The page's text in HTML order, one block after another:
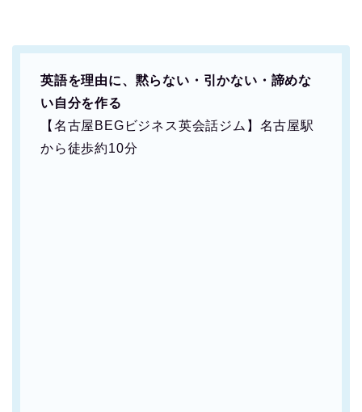
英語を理由に、黙らない・引かない・諦めな
い自分を作る
【名古屋BEGビジネス英会話ジム】名古屋駅
から徒歩約10分